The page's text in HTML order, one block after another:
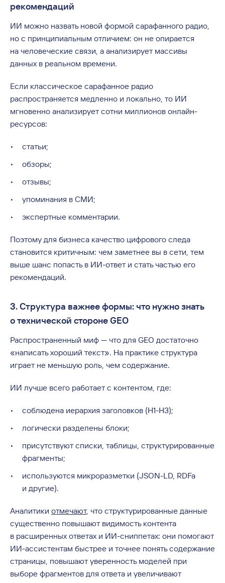
рекомендаций
ИИ можно назвать новой формой сарафанного радио,
но с принципиальным отличием: он не опирается
на человеческие связи, а анализирует массивы
данных в реальном времени.
Если классическое сарафанное радио
распространяется медленно и локально, то ИИ
мгновенно анализирует сотни миллионов онлайн-
ресурсов:
статьи;
обзоры;
отзывы;
упоминания в СМИ;
экспертные комментарии.
Поэтому для бизнеса качество цифрового следа
становится критичным: чем заметнее вы в сети, тем
выше шанс попасть в ИИ-ответ и стать частью его
рекомендаций.
3. Структура важнее формы: что нужно знать
о технической стороне GEO
Распространенный миф — что для GEO достаточно
«написать хороший текст». На практике структура
играет не меньшую роль, чем содержание.
ИИ лучше всего работает с контентом, где:
соблюдена иерархия заголовков (H1-H3);
логически разделены блоки;
присутствуют списки, таблицы, структурированные
фрагменты;
используются микроразметки (JSON-LD, RDFa
и другие).
Аналитики отмечают, что структурированные данные
существенно повышают видимость контента
в расширенных ответах и ИИ-сниппетах: они помогают
ИИ-асcистентам быстрее и точнее понять содержание
страницы, повышают уверенность моделей при
выборе фрагментов для ответа и увеличивают